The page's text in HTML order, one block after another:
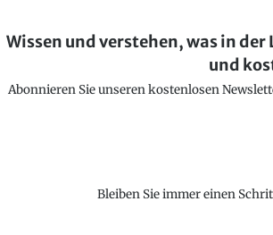
Wissen und verstehen, was in
und
Abonnieren Sie unseren kostenlosen
Bleiben Sie immer einen